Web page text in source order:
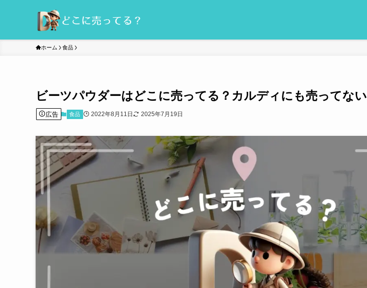
ホーム 食品
ビーツパウダーはどこに売ってる？カルディにも売ってない
広告 食品 2022年8月11日 2025年7月19日